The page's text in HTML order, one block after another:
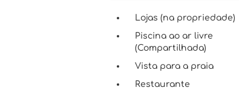
Lojas (na propriedade)
Piscina ao ar livre
(Compartilhada)
Vista para a praia
Restaurante